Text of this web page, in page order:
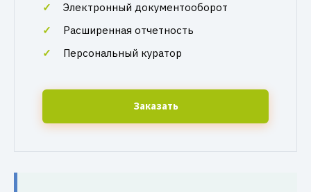
Электронный документооборот
Расширенная отчетность
Персональный куратор
Заказать